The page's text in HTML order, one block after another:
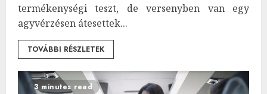
termékenységi teszt, de versenyben van egy
agyvérzésen átesettek...
TOVÁBBI RÉSZLETEK
3 minutes read